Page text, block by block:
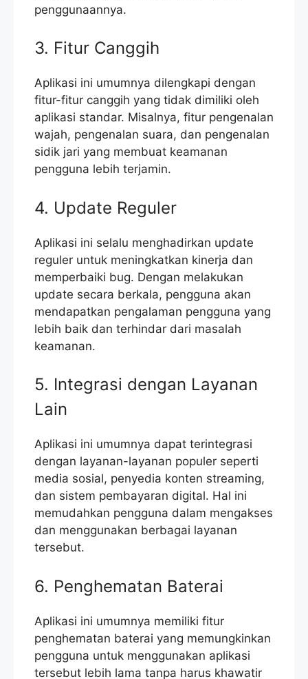
penggunaannya.
3. Fitur Canggih
Aplikasi ini umumnya dilengkapi dengan
fitur-fitur canggih yang tidak dimiliki oleh
aplikasi standar. Misalnya, fitur pengenalan
wajah, pengenalan suara, dan pengenalan
sidik jari yang membuat keamanan
pengguna lebih terjamin.
4. Update Reguler
Aplikasi ini selalu menghadirkan update
reguler untuk meningkatkan kinerja dan
memperbaiki bug. Dengan melakukan
update secara berkala, pengguna akan
mendapatkan pengalaman pengguna yang
lebih baik dan terhindar dari masalah
keamanan.
5. Integrasi dengan Layanan
Lain
Aplikasi ini umumnya dapat terintegrasi
dengan layanan-layanan populer seperti
media sosial, penyedia konten streaming,
dan sistem pembayaran digital. Hal ini
memudahkan pengguna dalam mengakses
dan menggunakan berbagai layanan
tersebut.
6. Penghematan Baterai
Aplikasi ini umumnya memiliki fitur
penghematan baterai yang memungkinkan
pengguna untuk menggunakan aplikasi
tersebut lebih lama tanpa harus khawatir